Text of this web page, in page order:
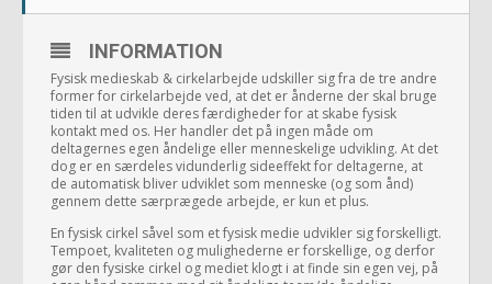
A
INFORMATION
Fysisk medieskab & cirkelarbejde udskiller sig fra de tre andre
former for cirkelarbejde ved, at det er ånderne der skal bruge
tiden til at udvikle deres færdigheder for at skabe fysisk
kontakt med os. Her handler det på ingen måde om
deltagernes egen åndelige eller menneskelige udvikling. At det
dog er en særdeles vidunderlig sideeffekt for deltagerne, at
de automatisk bliver udviklet som menneske (og som ånd)
gennem dette særprægede arbejde, er kun et plus.
En fysisk cirkel såvel som et fysisk medie udvikler sig forskelligt.
Tempoet, kvaliteten og mulighederne er forskellige, og derfor
gør den fysiske cirkel og mediet klogt i at finde sin egen vej, på